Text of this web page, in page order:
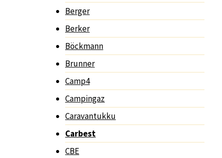
Berger
Berker
Böckmann
Brunner
Camp4
Campingaz
Caravantukku
Carbest
CBE